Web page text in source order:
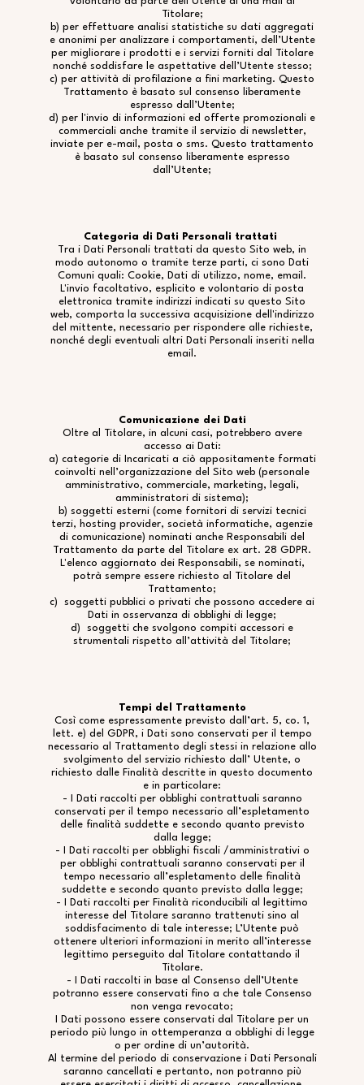
Titolare;
b) per effettuare analisi statistiche su dati aggregati
e anonimi per analizzare i comportamenti, dell’Utente
per migliorare i prodotti e i servizi forniti dal Titolare
nonché soddisfare le aspettative dell’Utente stesso;
c) per attività di profilazione a fini marketing. Questo
Trattamento è basato sul consenso liberamente
espresso dall’Utente;
d) per l'invio di informazioni ed offerte promozionali e
commerciali anche tramite il servizio di newsletter,
inviate per e-mail, posta o sms. Questo trattamento
è basato sul consenso liberamente espresso
dall’Utente;
Categoria di Dati Personali trattati
Tra i Dati Personali trattati da questo Sito web, in
modo autonomo o tramite terze parti, ci sono Dati
Comuni quali: Cookie, Dati di utilizzo, nome, email.
L'invio facoltativo, esplicito e volontario di posta
elettronica tramite indirizzi indicati su questo Sito
web, comporta la successiva acquisizione dell'indirizzo
del mittente, necessario per rispondere alle richieste,
nonché degli eventuali altri Dati Personali inseriti nella
email.
Comunicazione dei Dati
Oltre al Titolare, in alcuni casi, potrebbero avere
accesso ai Dati:
a) categorie di Incaricati a ciò appositamente formati
coinvolti nell’organizzazione del Sito web (personale
amministrativo, commerciale, marketing, legali,
amministratori di sistema);
b) soggetti esterni (come fornitori di servizi tecnici
terzi, hosting provider, società informatiche, agenzie
di comunicazione) nominati anche Responsabili del
Trattamento da parte del Titolare ex art. 28 GDPR.
L'elenco aggiornato dei Responsabili, se nominati,
potrà sempre essere richiesto al Titolare del
Trattamento;
c) soggetti pubblici o privati che possono accedere ai
Dati in osservanza di obblighi di legge;
d) soggetti che svolgono compiti accessori e
strumentali rispetto all’attività del Titolare;
Tempi del Trattamento
Così come espressamente previsto dall’art. 5, co. 1,
lett. e) del GDPR, i Dati sono conservati per il tempo
necessario al Trattamento degli stessi in relazione allo
svolgimento del servizio richiesto dall’ Utente, o
richiesto dalle Finalità descritte in questo documento
e in particolare:
- I Dati raccolti per obblighi contrattuali saranno
conservati per il tempo necessario all’espletamento
delle finalità suddette e secondo quanto previsto
dalla legge;
- I Dati raccolti per obblighi fiscali /amministrativi o
per obblighi contrattuali saranno conservati per il
tempo necessario all’espletamento delle finalità
suddette e secondo quanto previsto dalla legge;
- I Dati raccolti per Finalità riconducibili al legittimo
interesse del Titolare saranno trattenuti sino al
soddisfacimento di tale interesse; L’Utente può
ottenere ulteriori informazioni in merito all’interesse
legittimo perseguito dal Titolare contattando il
Titolare.
- I Dati raccolti in base al Consenso dell’Utente
potranno essere conservati fino a che tale Consenso
non venga revocato;
I Dati possono essere conservati dal Titolare per un
periodo più lungo in ottemperanza a obblighi di legge
o per ordine di un’autorità.
Al termine del periodo di conservazione i Dati Personali
saranno cancellati e pertanto, non potranno più